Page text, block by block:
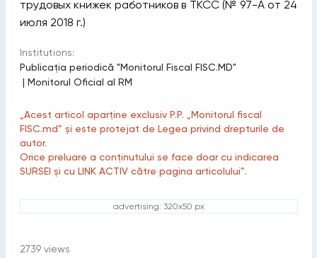
трудовых книжек работников в ТКСС (№ 97-A от 24
июля 2018 г.)
Institutions:
Publicaţia periodică "Monitorul Fiscal FISC.MD"
| Monitorul Oficial al RM
„Acest articol aparține exclusiv P.P. „Monitorul fiscal
FISC.md” și este protejat de Legea privind drepturile de
autor.
Orice preluare a conținutului se face doar cu indicarea
SURSEI și cu LINK ACTIV către pagina articolului”.
advertising: 320x50 px
2739 views